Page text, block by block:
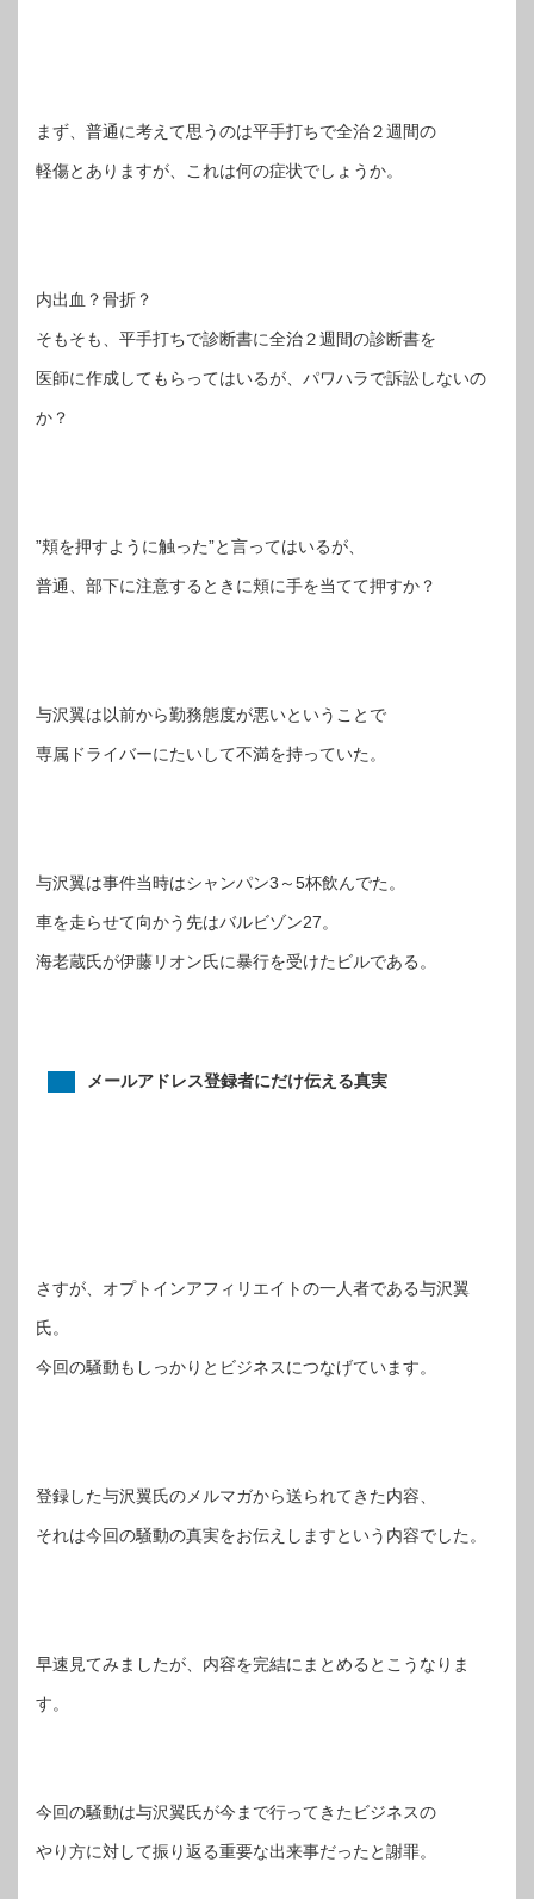
まず、普通に考えて思うのは平手打ちで全治２週間の
軽傷とありますが、これは何の症状でしょうか。
内出血？骨折？
そもそも、平手打ちで診断書に全治２週間の診断書を
医師に作成してもらってはいるが、パワハラで訴訟しないの
か？
”頬を押すように触った”と言ってはいるが、
普通、部下に注意するときに頬に手を当てて押すか？
与沢翼は以前から勤務態度が悪いということで
専属ドライバーにたいして不満を持っていた。
与沢翼は事件当時はシャンパン3～5杯飲んでた。
車を走らせて向かう先はバルビゾン27。
海老蔵氏が伊藤リオン氏に暴行を受けたビルである。
メールアドレス登録者にだけ伝える真実
さすが、オプトインアフィリエイトの一人者である与沢翼
氏。
今回の騒動もしっかりとビジネスにつなげています。
登録した与沢翼氏のメルマガから送られてきた内容、
それは今回の騒動の真実をお伝えしますという内容でした。
早速見てみましたが、内容を完結にまとめるとこうなりま
す。
今回の騒動は与沢翼氏が今まで行ってきたビジネスの
やり方に対して振り返る重要な出来事だったと謝罪。